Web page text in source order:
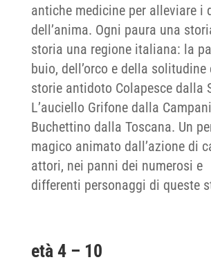
antiche medicine per alleviare i
dell’anima. Ogni paura una
storia una regione italiana: la
buio, dell’orco e della solitudine
storie antidoto Colapesce dalla
L’auciello Grifone dalla
Buchettino dalla Toscana. Un
magico animato dall’azione di
attori, nei panni dei numerosi e
differenti personaggi di queste
età 4 – 10